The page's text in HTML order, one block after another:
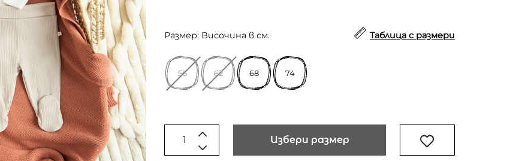
Размер: Височина в см. Таблица с размери
56 62 68 74
Избери размер